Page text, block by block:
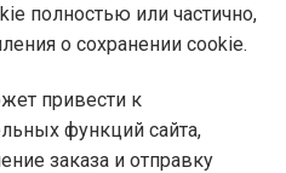
полностью или частично,
о сохранении cookie.
привести к
функций сайта,
заказа и отправку